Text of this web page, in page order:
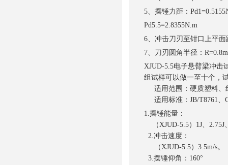
5、摆锤力距：
Pd5.5=2.8355N.m
6、冲击刀刃至钳口上平面
7、刀刃圆角半径：
XJUD-5.5电子悬臂梁冲击
组试样可以做一至十个，
适用范围：硬质塑料、
适用标准：JB/T8761、
1.摆锤能量：
（XJUD-5.5）1J、2.75J
2.冲击速度：
（XJUD-5.5）3.5m/s。
3.摆锤仰角：160°